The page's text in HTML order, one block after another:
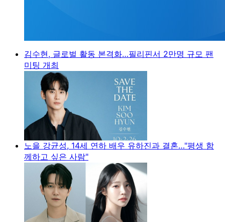
김수현, 글로벌 활동 본격화…필리핀서 2만명 규모 팬
미팅 개최
노을 강균성, 14세 연하 배우 유하진과 결혼…"평생 함
께하고 싶은 사람"